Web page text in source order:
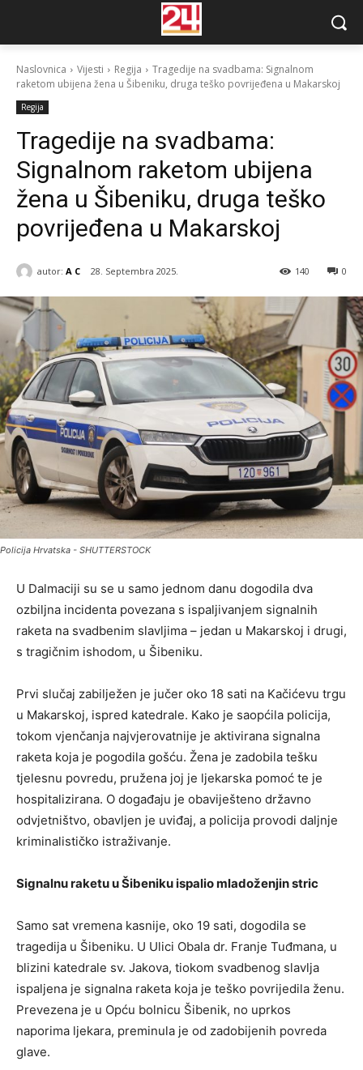
Naslovnica Vijesti Regija
Tragedije na svadbama: Signalnom
raketom ubijena žena u Šibeniku, druga teško povrijeđena u Makarskoj
Regija
Tragedije na svadbama:
Signalnom raketom ubijena
žena u Šibeniku, druga teško
povrijeđena u Makarskoj
autor: A C 28. Septembra 2025. 0
140
Policija Hrvatska - SHUTTERSTOCK
U Dalmaciji su se u samo jednom danu dogodila dva
ozbiljna incidenta povezana s ispaljivanjem signalnih
raketa na svadbenim slavljima – jedan u Makarskoj i drugi,
s tragičnim ishodom, u Šibeniku.
Prvi slučaj zabilježen je jučer oko 18 sati na Kačićevu trgu
u Makarskoj, ispred katedrale. Kako je saopćila policija,
tokom vjenčanja najvjerovatnije je aktivirana signalna
raketa koja je pogodila gošću. Žena je zadobila tešku
tjelesnu povredu, pružena joj je ljekarska pomoć te je
hospitalizirana. O događaju je obaviješteno državno
odvjetništvo, obavljen je uviđaj, a policija provodi daljnje
kriminalističko istraživanje.
Signalnu raketu u Šibeniku ispalio mladoženjin stric
Samo sat vremena kasnije, oko 19 sati, dogodila se
tragedija u Šibeniku. U Ulici Obala dr. Franje Tuđmana, u
blizini katedrale sv. Jakova, tiokom svadbenog slavlja
ispaljena je signalna raketa koja je teško povrijedila ženu.
Prevezena je u Opću bolnicu Šibenik, no uprkos
naporima ljekara, preminula je od zadobijenih povreda
glave.